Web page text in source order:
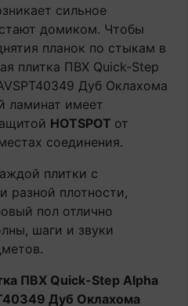
сильное
домиком. Чтобы
планок по стыкам в
плитка ПВХ Quick-Step
Дуб Оклахома
ламинат имеет
HOTSPOT от
соединения.
плитки с
разной плотности,
пол отлично
шаги и звуки
ПВХ Quick-Step Alpha
Дуб Оклахома